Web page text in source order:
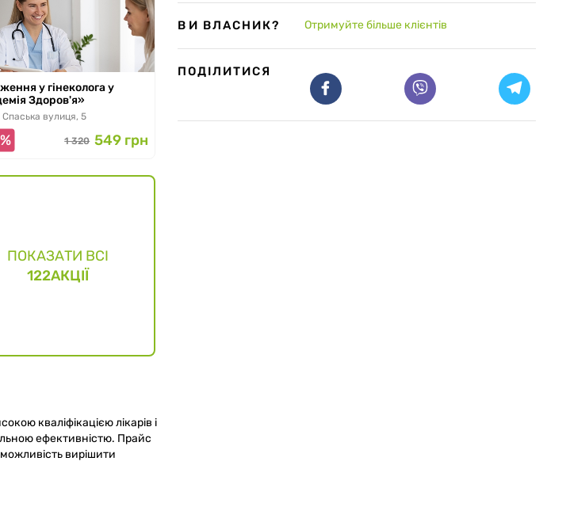
по 30.11.2026
у гінеколога у
Здоров'я»
Спаська вулиця, 5
1 320 549 грн
ПОКАЗАТИ ВСІ
122АКЦІЇ
кваліфікацією лікарів і
ефективністю. Прайс
вирішити
ВИ ВЛАСНИК? Отримуйте більше клієнтів
ПОДІЛИТИСЯ